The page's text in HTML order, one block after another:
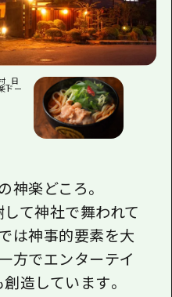
神楽どころ。
て神社で舞われて
は神事的要素を大
方でエンターテイ
造しています。